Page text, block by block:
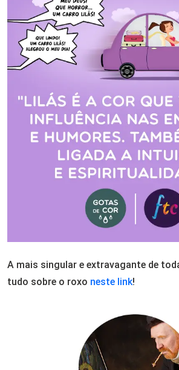
A mais singular e extravagante de
tudo sobre o roxo neste link!